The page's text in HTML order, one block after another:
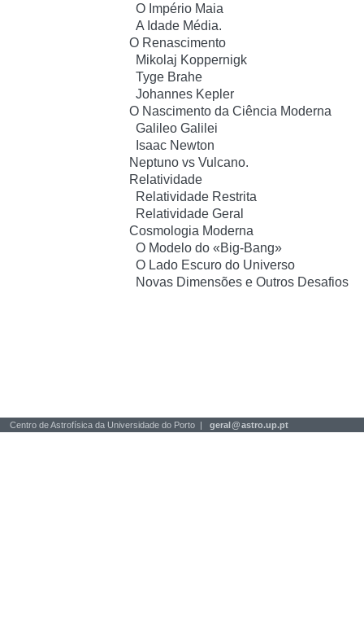
O Império Maia
A Idade Média.
O Renascimento
Mikolaj Koppernigk
Tyge Brahe
Johannes Kepler
O Nascimento da Ciência Moderna
Galileo Galilei
Isaac Newton
Neptuno vs Vulcano.
Relatividade
Relatividade Restrita
Relatividade Geral
Cosmologia Moderna
O Modelo do «Big-Bang»
O Lado Escuro do Universo
Novas Dimensões e Outros Desafios
Centro de Astrofísica da Universidade do Porto | geral@astro.up.pt